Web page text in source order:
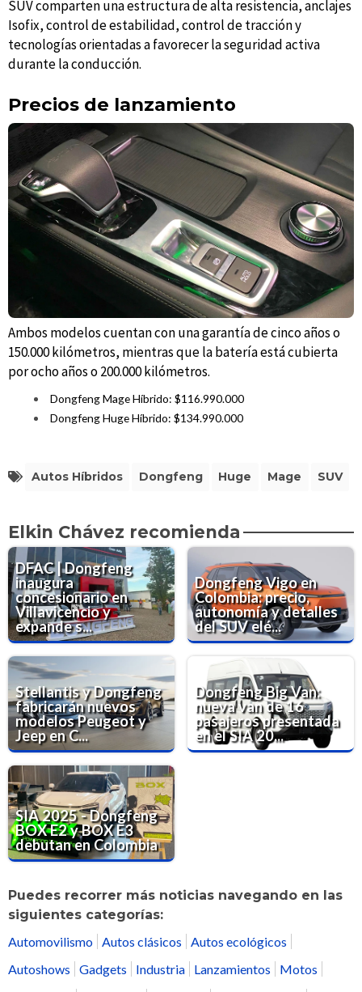
SUV comparten una estructura de alta resistencia, anclajes
Isofix, control de estabilidad, control de tracción y
tecnologías orientadas a favorecer la seguridad activa
durante la conducción.
Precios de lanzamiento
Ambos modelos cuentan con una garantía de cinco años o
150.000 kilómetros, mientras que la batería está cubierta
por ocho años o 200.000 kilómetros.
Dongfeng Mage Híbrido: $116.990.000
Dongfeng Huge Híbrido: $134.990.000
Autos Híbridos Dongfeng Huge Mage SUV
Elkin Chávez recomienda
DFAC | Dongfeng
inaugura
concesionario en
Villavicencio y
expande s...
Dongfeng Vigo en
Colombia: precio,
autonomía y detalles
del SUV elé...
Stellantis y Dongfeng
fabricarán nuevos
modelos Peugeot y
Jeep en C...
Dongfeng Big Van:
nueva van de 16
pasajeros presentada
en el SIA 20...
SIA 2025 - Dongfeng
BOX E2 y BOX E3
debutan en Colombia
Puedes recorrer más noticias navegando en las
siguientes categorías:
Automovilismo Autos clásicos
Autos ecológicos
Autoshows
Gadgets Industria Lanzamientos
Motos